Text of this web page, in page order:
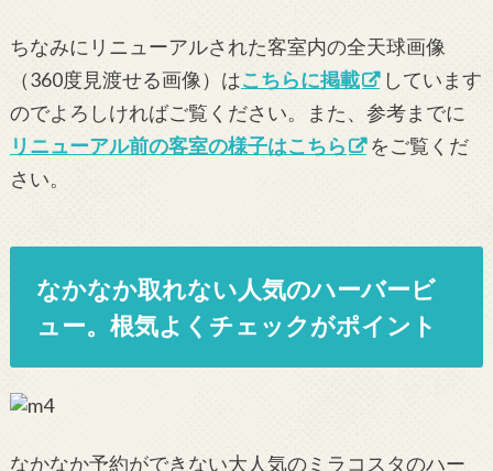
ちなみにリニューアルされた客室内の全天球画像
（360度見渡せる画像）はこちらに掲載
しています
のでよろしければご覧ください。また、参考までに
リニューアル前の客室の様子はこちら
をご覧くだ
さい。
なかなか取れない人気のハーバービ
ュー。根気よくチェックがポイント
なかなか予約ができない大人気のミラコスタのハー